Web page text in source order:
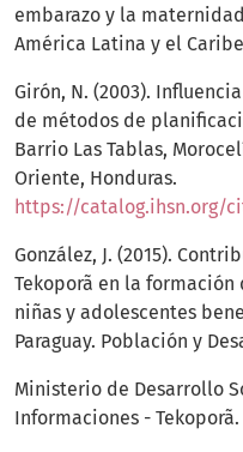
embarazo y la
América Latina y el Caribe
Girón, N. (2003).
de métodos de
Barrio Las Tablas,
Oriente, Honduras.
https://catalog.ihsn.org/
González, J. (2015).
Tekoporã en la
niñas y adolescentes
Paraguay. Población y
Ministerio de Desarrollo
Informaciones - Tekoporã.